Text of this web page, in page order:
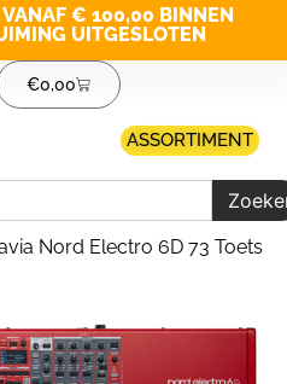
VANAF € 100,00 BINNEN
UITGESLOTEN
€0,00
ASSORTIMENT
Nord Electro 6D 73 Toets